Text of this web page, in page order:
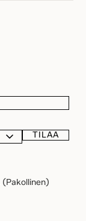
(Pakollinen)
TILAA